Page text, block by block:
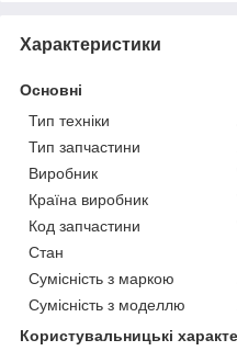
Характеристики
Основні
Тип техніки
Тип запчастини
Виробник
Країна виробник
Код запчастини
Стан
Сумісність з маркою
Сумісність з моделлю
Користувальницькі